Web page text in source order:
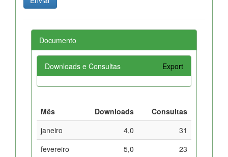
Documento
Downloads e Consultas Export
Mês Downloads
Consultas
janeiro
4,0
31
fevereiro
5,0
23